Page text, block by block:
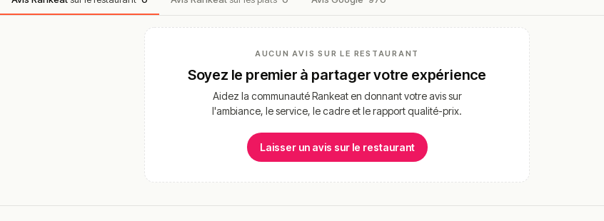
AUCUN AVIS SUR LE RESTAURANT
Soyez le premier à partager votre expérience
Aidez la communauté Rankeat en donnant votre avis sur
l'ambiance, le service, le cadre et le rapport qualité-prix.
Laisser un avis sur le restaurant